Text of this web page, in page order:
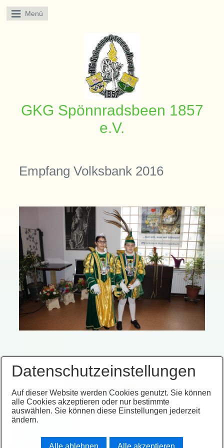
Menü
GKG Spönnradsbeen 1857
e.V.
Empfang Volksbank 2016
© 2026 Spönnradsbeen
Anzahl Besucher
Datenschutzeinstellungen
Auf dieser Website werden Cookies genutzt. Sie können
alle Cookies akzeptieren oder nur bestimmte
auswählen. Sie können diese Einstellungen jederzeit
ändern.
Alle ablehnen Alle akzeptieren